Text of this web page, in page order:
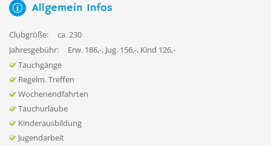
Allgemein Infos
Clubgröße:
ca. 230
Jahresgebühr:
Erw. 186,-, Jug. 156,-, Kind 126,-
Tauchgänge
Regelm. Treffen
Wochenendfahrten
Tauchurlaube
Kinderausbildung
Jugendarbeit